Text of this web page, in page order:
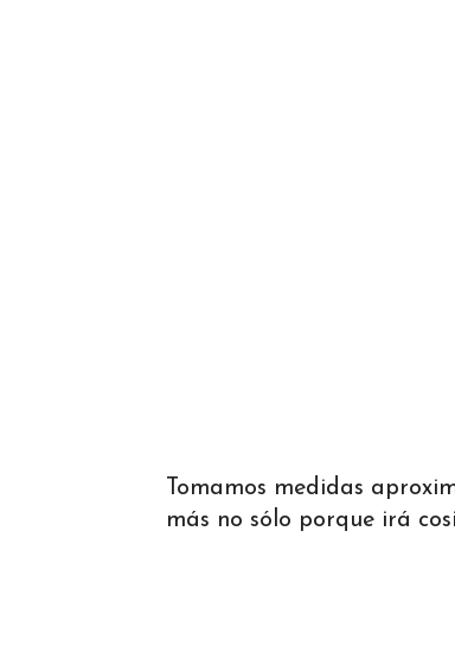
Tomamos medidas
más no sólo porque irá